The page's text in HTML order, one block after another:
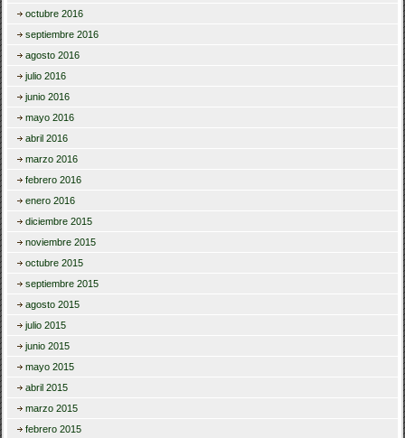
octubre 2016
septiembre 2016
agosto 2016
julio 2016
junio 2016
mayo 2016
abril 2016
marzo 2016
febrero 2016
enero 2016
diciembre 2015
noviembre 2015
octubre 2015
septiembre 2015
agosto 2015
julio 2015
junio 2015
mayo 2015
abril 2015
marzo 2015
febrero 2015